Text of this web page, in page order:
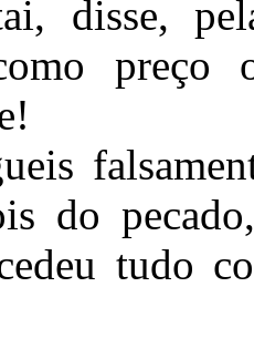
disse,
do
tudo